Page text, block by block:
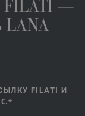
—
FILATI И